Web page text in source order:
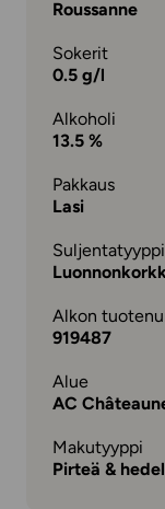
Roussanne
Sokerit
0.5 g/l
Alkoholi
13.5 %
Pakkaus
Lasi
Suljentatyyppi
Alkon
919487
Alue
AC
Makutyyppi
Pirteä &